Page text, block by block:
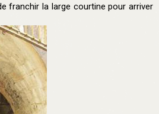
franchir la large courtine pour arriver